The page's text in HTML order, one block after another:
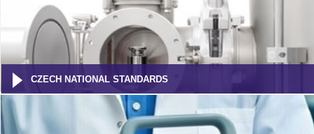
CZECH NATIONAL STANDARDS